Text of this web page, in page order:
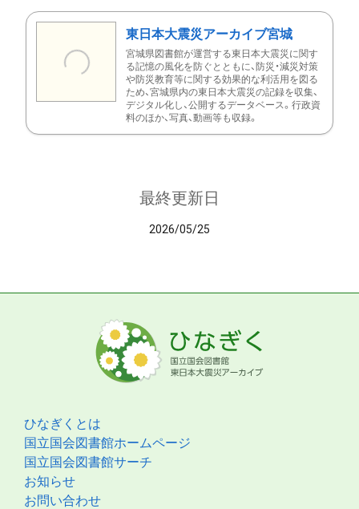
東日本大震災アーカイブ宮城
宮城県図書館が運営する東日本大震災に関す
る記憶の風化を防ぐとともに、防災・減災対策
や防災教育等に関する効果的な利活用を図る
ため、宮城県内の東日本大震災の記録を収集、
デジタル化し、公開するデータベース。行政資
料のほか、写真、動画等も収録。
最終更新日
2026/05/25
ひなぎくとは
国立国会図書館ホームページ
国立国会図書館サーチ
お知らせ
お問い合わせ